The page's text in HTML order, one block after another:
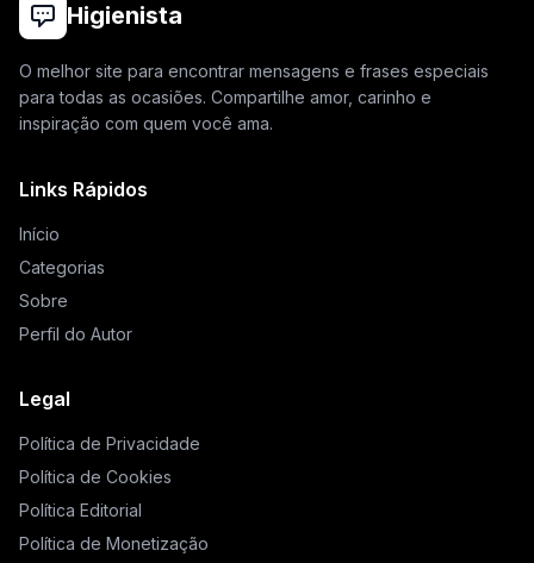
Higienista
O melhor site para encontrar mensagens e frases especiais
para todas as ocasiões. Compartilhe amor, carinho e
inspiração com quem você ama.
Links Rápidos
Início
Categorias
Sobre
Perfil do Autor
Legal
Política de Privacidade
Política de Cookies
Política Editorial
Política de Monetização